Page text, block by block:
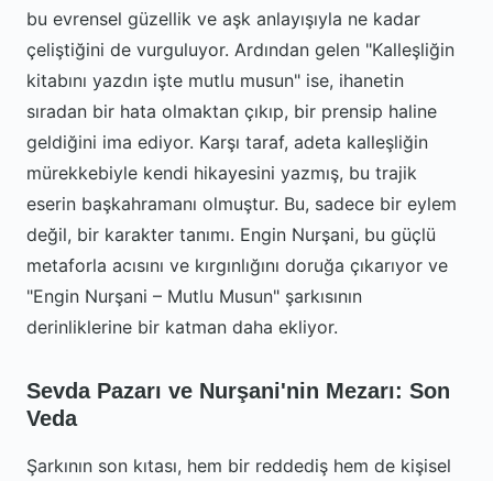
bu evrensel güzellik ve aşk anlayışıyla ne kadar
çeliştiğini de vurguluyor. Ardından gelen "Kalleşliğin
kitabını yazdın işte mutlu musun" ise, ihanetin
sıradan bir hata olmaktan çıkıp, bir prensip haline
geldiğini ima ediyor. Karşı taraf, adeta kalleşliğin
mürekkebiyle kendi hikayesini yazmış, bu trajik
eserin başkahramanı olmuştur. Bu, sadece bir eylem
değil, bir karakter tanımı. Engin Nurşani, bu güçlü
metaforla acısını ve kırgınlığını doruğa çıkarıyor ve
"Engin Nurşani – Mutlu Musun" şarkısının
derinliklerine bir katman daha ekliyor.
Sevda Pazarı ve Nurşani'nin Mezarı: Son
Veda
Şarkının son kıtası, hem bir reddediş hem de kişisel